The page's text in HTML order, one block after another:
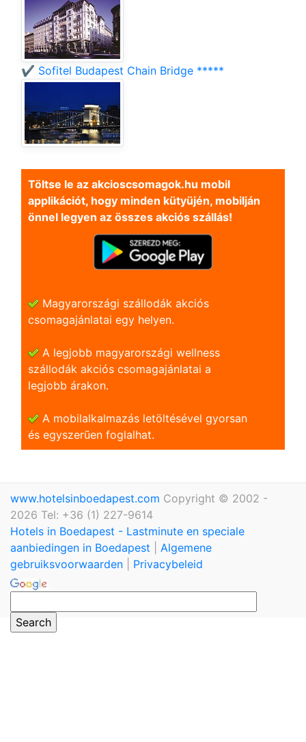
✔️ Sofitel Budapest Chain Bridge *****
Töltse le az akcioscsomagok.hu mobil
applikációt, hogy minden kütyüjén, mobilján
önnel legyen az összes akciós szállás!
Magyarországi szállodák akciós
csomagajánlatai egy helyen.
A legjobb magyarországi wellness
szállodák akciós csomagajánlatai a
legjobb árakon.
A mobilalkalmazás letöltésével gyorsan
és egyszerũen foglalhat.
www.hotelsinboedapest.com Copyright © 2002 -
2026 Tel: +36 (1) 227-9614
Hotels in Boedapest - Lastminute en speciale
aanbiedingen in Boedapest
Algemene
gebruiksvoorwaarden
Privacybeleid